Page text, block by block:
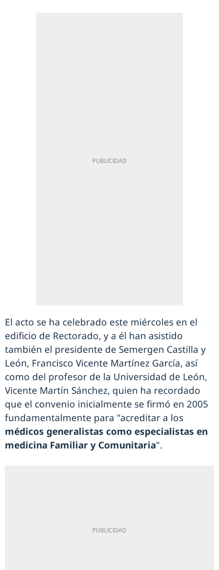
El acto se ha celebrado este miércoles en el
edificio de Rectorado, y a él han asistido
también el presidente de Semergen Castilla y
León, Francisco Vicente Martínez García, así
como del profesor de la Universidad de León,
Vicente Martín Sánchez, quien ha recordado
que el convenio inicialmente se firmó en 2005
fundamentalmente para "acreditar a los
médicos generalistas como especialistas en
medicina Familiary Comunitaria".